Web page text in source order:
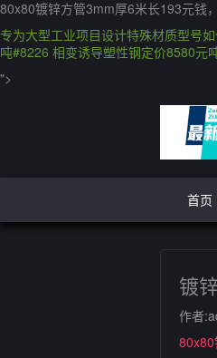
80x80镀锌方管3mm厚6米长193元钱
专为大型工业项目设计特殊材质型号
吨#8226 相变诱导塑性钢定价8580元
">
首页
镀
作者
80x80